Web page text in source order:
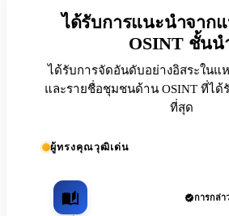
ได้รับการแนะนำจาก
OSINT ชั้นน
ได้รับการจัดอันดับอย่างอิสระในแ
และรายชื่อชุมชนด้าน OSINT ที่ได้
ที่สุด
ผู้ทรงคุณวุฒิเด่น
การกล่า